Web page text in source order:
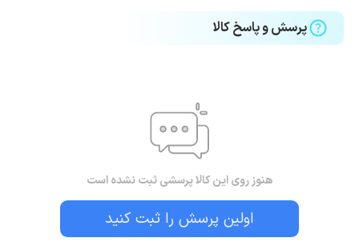
پرسش و پاسخ کالا
هنوز روی این کالا پرسشی ثبت نشده است
اولین پرسش را ثبت کنید